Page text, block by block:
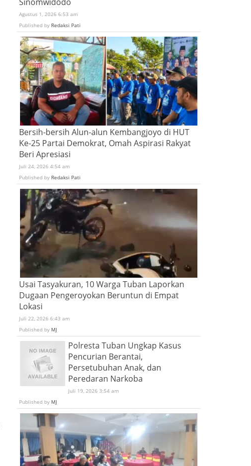
Agustus 1, 2026 6:53 am
Published by Redaksi Pati
Bersih-bersih Alun-alun Kembangjoyo di HUT
Ke-25 Partai Demokrat, Omah Aspirasi Rakyat
Beri Apresiasi
Juli 24, 2026 4:54 am
Published by Redaksi Pati
Usai Tasyakuran, 10 Warga Tuban Laporkan
Dugaan Pengeroyokan Beruntun di Empat
Lokasi
Juli 22, 2026 6:43 am
Published by MJ
Polresta Tuban Ungkap Kasus
Pencurian Berantai,
Persetubuhan Anak, dan
Peredaran Narkoba
Juli 19, 2026 3:54 am
Published by MJ